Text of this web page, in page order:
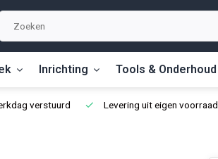
Inrichting Tools & Onderhoud
verstuurd Levering uit eigen voorraad